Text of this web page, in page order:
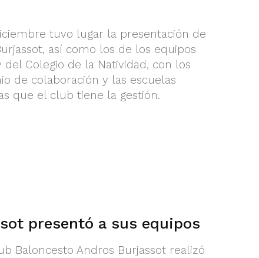
tuvo lugar la presentación de
así como los de los equipos
del Colegio de la Natividad, con los
de colaboración y las escuelas
que el club tiene la gestión.
presentó a sus equipos
Baloncesto Andros Burjassot realizó